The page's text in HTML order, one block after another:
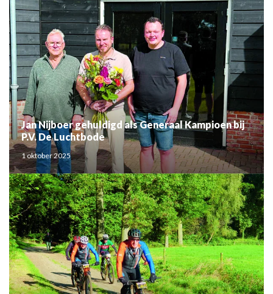
Jan Nijboer gehuldigd als Generaal Kampioen bij
P.V. De Luchtbode
1 oktober 2025